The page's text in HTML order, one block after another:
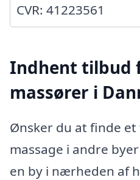
CVR: 41223561
Indhent tilbud
massører i
Ønsker du at finde
massage i andre
en by i nærheden af